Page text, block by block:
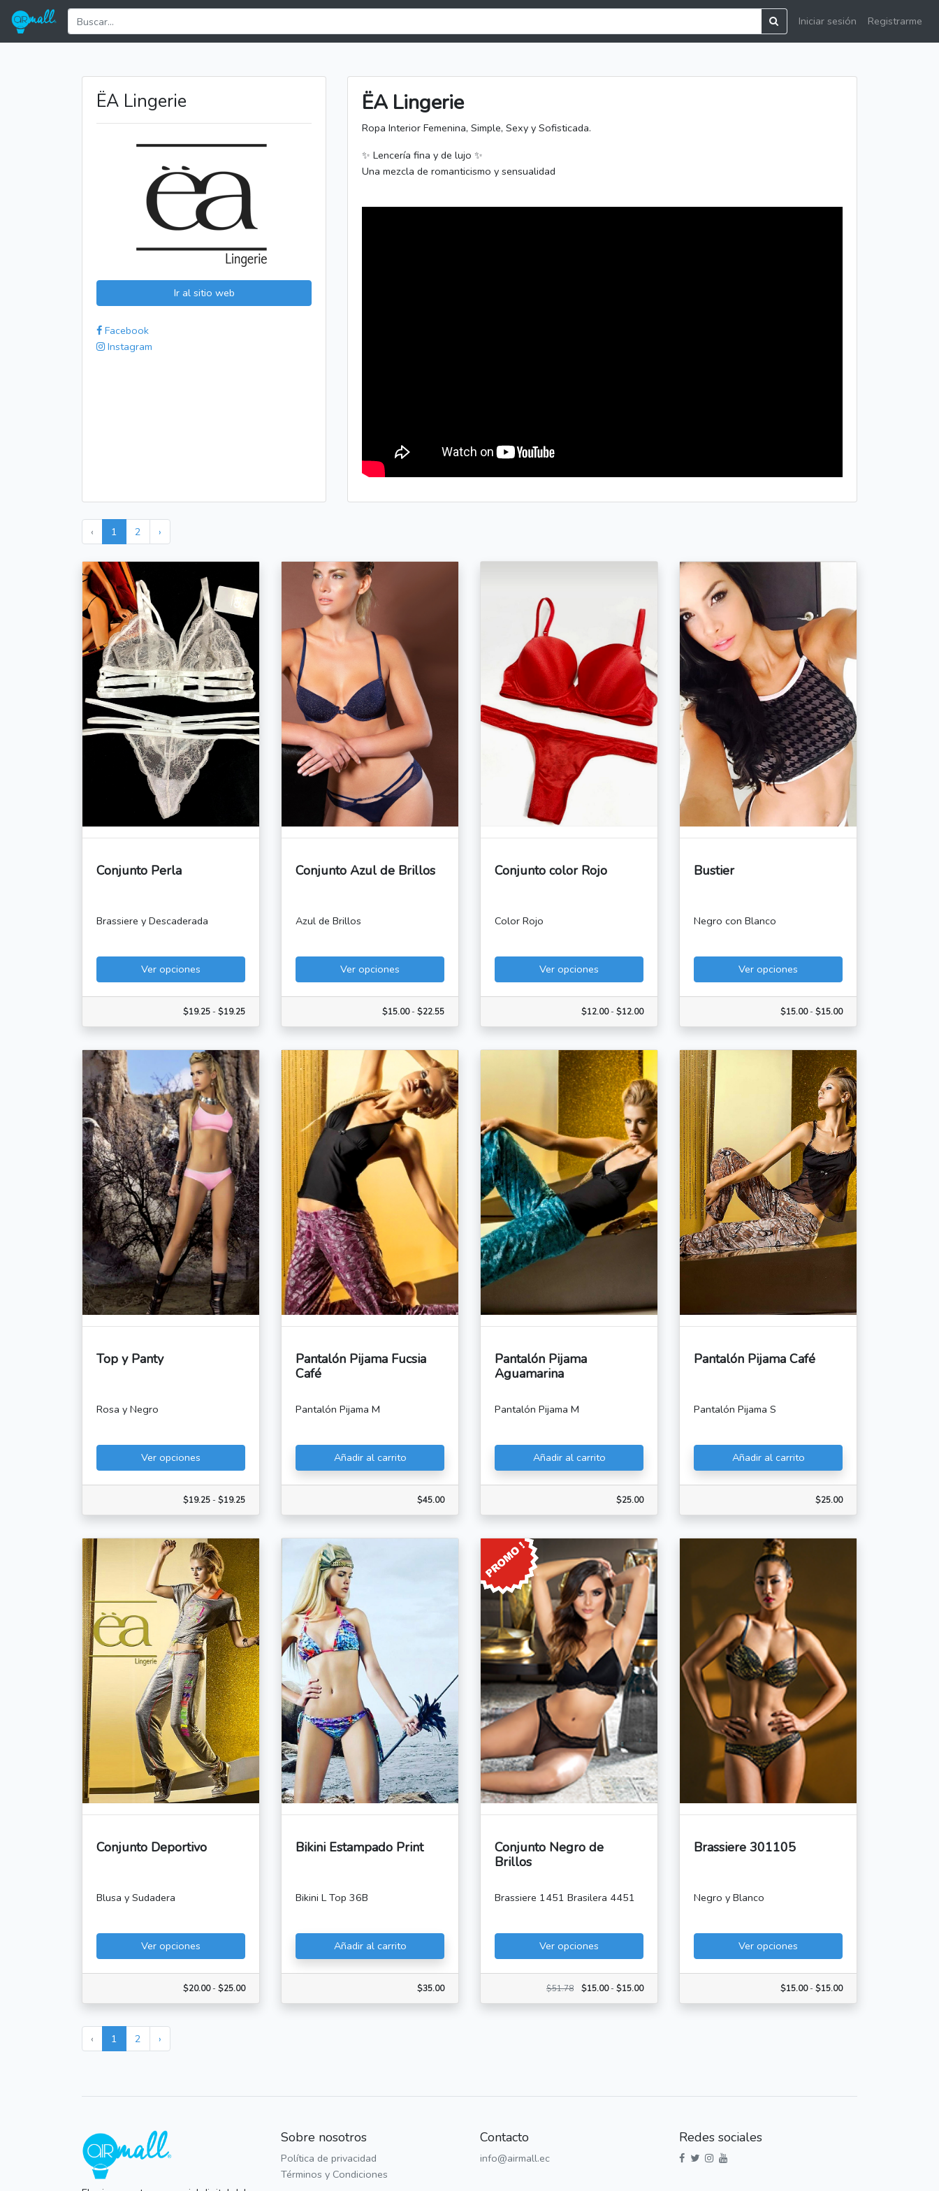
Iniciar sesión Registrarme
ËA Lingerie
Ir al sitio web
Facebook
Instagram
ËA Lingerie
Ropa Interior Femenina, Simple, Sexy y Sofisticada.
✨ Lencería fina y de lujo ✨
Una mezcla de romanticismo y sensualidad
‹ 1 2 ›
Conjunto Perla
Brassiere y Descaderada
Ver opciones
$19.25- $19.25
Conjunto Azul de Brillos
Azul de Brillos
Ver opciones
$15.00- $22.55
Conjunto color Rojo
Color Rojo
Ver opciones
$12.00- $12.00
Bustier
Negro con Blanco
Ver opciones
$15.00- $15.00
Top y Panty
Rosa y Negro
Ver opciones
$19.25- $19.25
Pantalón Pijama Fucsia
Café
Pantalón Pijama M
Añadir al carrito
$45.00
Pantalón Pijama
Aguamarina
Pantalón Pijama M
Añadir al carrito
$25.00
Pantalón Pijama Café
Pantalón Pijama S
Añadir al carrito
$25.00
Conjunto Deportivo
Blusa y Sudadera
Ver opciones
$20.00- $25.00
Bikini Estampado Print
Bikini L Top 36B
Añadir al carrito
$35.00
Conjunto Negro de
Brillos
Brassiere 1451 Brasilera 4451
Ver opciones
$51.78 $15.00- $15.00
Brassiere 301105
Negro y Blanco
Ver opciones
$15.00- $15.00
‹ 1 2 ›
Sobre nosotros
Política de privacidad
Términos y Condiciones
Contacto
info@airmall.ec
Redes sociales